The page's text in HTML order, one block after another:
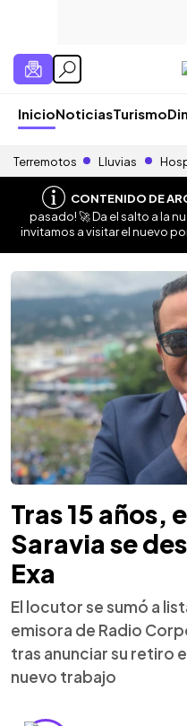
InicioNoticiasTurismo
Terremotos Lluvias
CONTENIDO DE
pasado! 🚀 Da el salto a la
invitamos a visitar el nuevo
Tras 15 años,
Saravia se
Exa
El locutor se sumó a
emisora de Radio
tras anunciar su retiro
nuevo trabajo